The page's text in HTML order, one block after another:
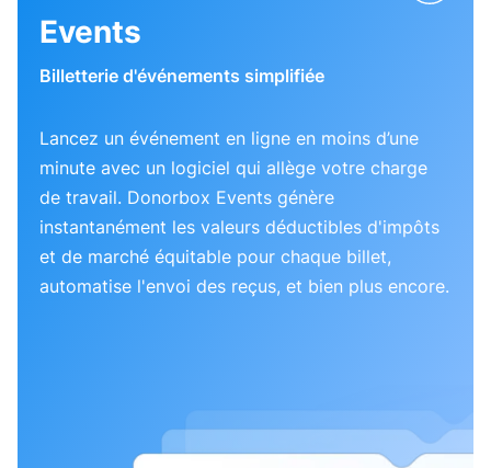
Events
Billetterie d'événements simplifiée
Lancez un événement en ligne en moins d’une
minute avec un logiciel qui allège votre charge
de travail. Donorbox Events génère
instantanément les valeurs déductibles d'impôts
et de marché équitable pour chaque billet,
automatise l'envoi des reçus, et bien plus encore.